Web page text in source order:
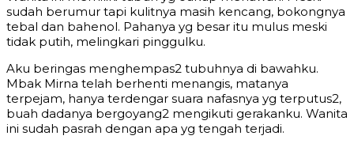
sudah berumur tapi kulitnya masih kencang, bokongnya
tebal dan bahenol. Pahanya yg besar itu mulus meski
tidak putih, melingkari pinggulku.
Aku beringas menghempas2 tubuhnya di bawahku.
Mbak Mirna telah berhenti menangis, matanya
terpejam, hanya terdengar suara nafasnya yg terputus2,
buah dadanya bergoyang2 mengikuti gerakanku. Wanita
ini sudah pasrah dengan apa yg tengah terjadi.